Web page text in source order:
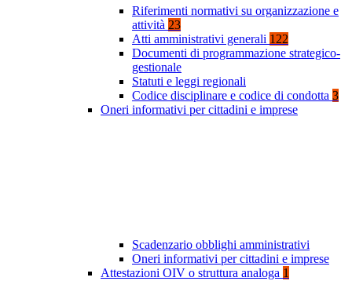
Riferimenti normativi su organizzazione e
attività 23
Atti amministrativi generali 122
Documenti di programmazione strategico-
gestionale
Statuti e leggi regionali
Codice disciplinare e codice di condotta 3
Oneri informativi per cittadini e imprese
Scadenzario obblighi amministrativi
Oneri informativi per cittadini e imprese
Attestazioni OIV o struttura analoga 1